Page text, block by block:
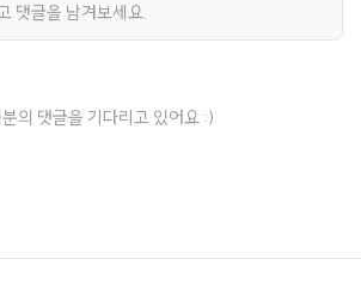
댓글을 남겨보세요.
의 댓글을 기다리고 있어요 :)